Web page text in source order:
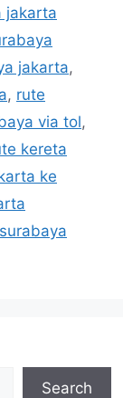
jakarta
jakarta,
, rute
via tol,
kereta
ke
Search